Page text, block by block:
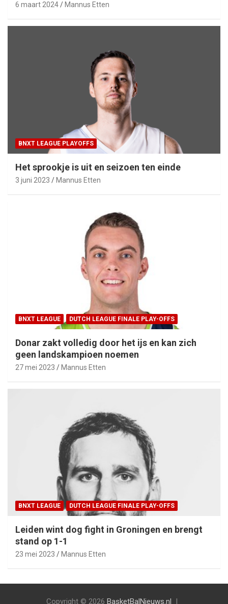
6 maart 2024 Mannus Etten
BNXT LEAGUE PLAYOFFS
Het sprookje is uit en seizoen ten einde
3 juni 2023 Mannus Etten
BNXT LEAGUE DUTCH LEAGUE FINALE PLAY-OFFS
Donar zakt volledig door het ijs en kan zich
geen landskampioen noemen
27 mei 2023 Mannus Etten
BNXT LEAGUE DUTCH LEAGUE FINALE PLAY-OFFS
Leiden wint dog fight in Groningen en brengt
stand op 1-1
23 mei 2023 Mannus Etten
Copyright © 2026 BasketBalNieuws.nl